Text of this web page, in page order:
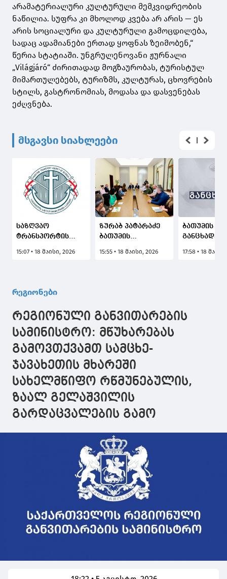
არამატერიალური კულტურული მემკვიდრეობის
ნაწილია. სუფრა კი მხოლოდ კვება არ არის — ეს
არის სოციალური და კულტურული გამოცდილება,
სადაც ადამიანები ერთად ყოფნას ზეიმობენ,“
წერია სტატიაში. უნგრულენოვანი ჟურნალი
„Világjáró“ ძირითადად მოგზაურობას, ტურისტულ
მიმართულებებს, ტურიზმს, კულტურას, ცხოვრების
სტილს, გასტრონომიას, მოდასა და დასვენებას
ეძღვნება.
მსგავსი სიახლეები
საზღვაო
ტრანსპორტის
სიმართლეს არ
თითქოს ბათუმის
პორტში რუსული
Astoria Grande
ბრუნდება, მსგავსი
განცხადებები
სპეკულაციების
შესაქმნელად
ვრცელდება
15:07 • 18 მაისი, 2026
ზურაბ პატარაძე
ბათუმის
15:55 • 18 მაისი, 2026
ბათუმის
განცხადება
17:58 • 18
რეგიონები
რეგიონული განვითარების
სამინისტრო: მწუხარებას
გამოვთქვამთ სამცხე-
ჯავახეთის მხარეში
სახელმწიფო რწმუნებულის,
ზაალ გელაშვილის
გარდაცვალების გამო